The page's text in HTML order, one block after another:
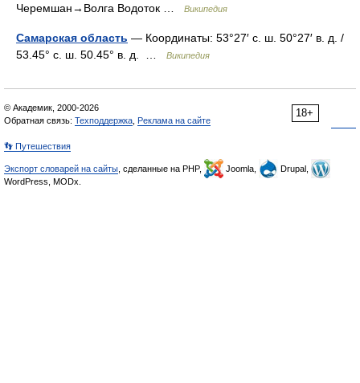
Черемшан→Волга Водоток …
Википедия
Самарская область — Координаты: 53°27′ с. ш. 50°27′ в. д. /
53.45° с. ш. 50.45° в. д. …
Википедия
18+
© Академик, 2000-2026
Обратная связь: Техподдержка Реклама на сайте
👣 Путешествия
Экспорт словарей на сайты , сделанные на PHP, Joomla,
Drupal,
WordPress, MODx.